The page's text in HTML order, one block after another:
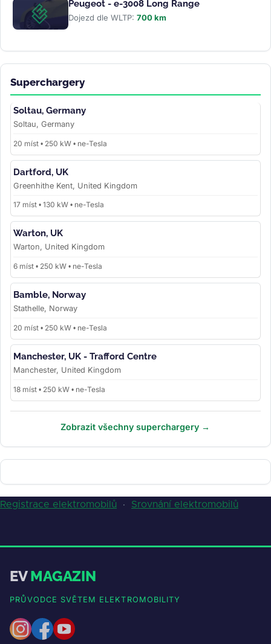
Peugeot - e-3008 Long Range
Dojezd dle WLTP: 700 km
Superchargery
Soltau, Germany
Soltau, Germany
20 míst • 250 kW • ne-Tesla
Dartford, UK
Greenhithe Kent, United Kingdom
17 míst • 130 kW • ne-Tesla
Warton, UK
Warton, United Kingdom
6 míst • 250 kW • ne-Tesla
Bamble, Norway
Stathelle, Norway
20 míst • 250 kW • ne-Tesla
Manchester, UK - Trafford Centre
Manchester, United Kingdom
18 míst • 250 kW • ne-Tesla
Zobrazit všechny superchargery →
Registrace elektromobilů · Srovnání elektromobilů
EVMAGAZIN
PRŮVODCE SVĚTEM ELEKTROMOBILITY